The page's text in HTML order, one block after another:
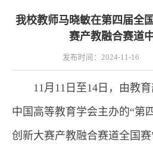
我校教师马晓敏在第四届全
赛产教融合赛道
发布时间：2024-11-16
11月11日至14日，由教
中国高等教育学会主办的“第
创新大赛产教融合赛道全国